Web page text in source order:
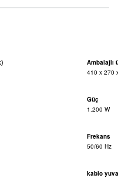
Ambalajlı
410 x 270
Güç
1.200 W
Frekans
50/60 Hz
kablo